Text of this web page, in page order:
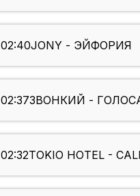
02:40JONY - ЭЙФОРИЯ
02:37ЗВОНКИЙ -
02:32TOKIO HOTEL -